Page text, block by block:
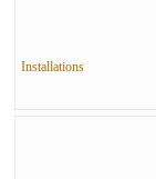
Installations